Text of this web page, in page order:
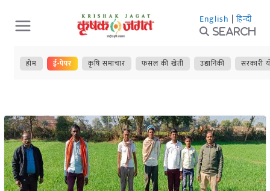
Skip
to
content
English | हिन्दी
Search
होम ई-पेपर कृषि समाचार फसल की खेती उद्यानिकी सरकारी